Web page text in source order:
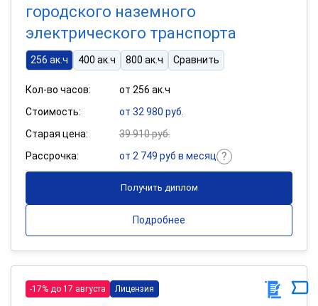
городского наземного
электрического транспорта
256 ак.ч 400 ак.ч 800 ак.ч Сравнить
Кол-во часов:
от 256 ак.ч
Стоимость:
от 32 980 руб.
Старая цена:
39 910 руб.
Рассрочка:
от 2 749 руб в месяц
Получить диплом
Подробнее
-17% до 17 августа Лицензия